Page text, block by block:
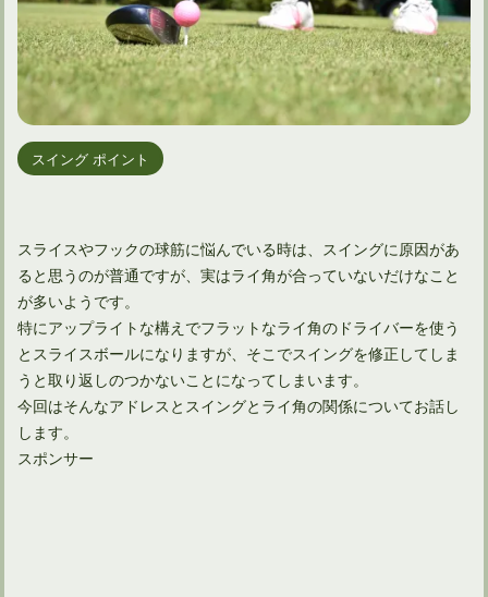
スイング ポイント
スライスやフックの球筋に悩んでいる時は、スイングに原因があ
ると思うのが普通ですが、実はライ角が合っていないだけなこと
が多いようです。
特にアップライトな構えでフラットなライ角のドライバーを使う
とスライスボールになりますが、そこでスイングを修正してしま
うと取り返しのつかないことになってしまいます。
今回はそんなアドレスとスイングとライ角の関係についてお話し
します。
スポンサー